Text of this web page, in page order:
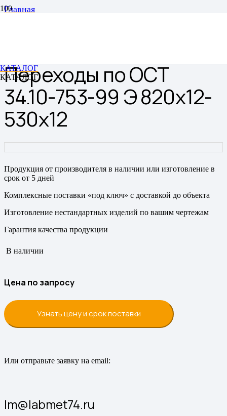
КАТАЛОГ
КАТАЛОГ
Главная
Переходы по ОСТ
34.10-753-99 Э 820х12-
530х12
Продукция от производителя в наличии или изготовление в
срок от 5 дней
Комплексные поставки «под ключ» с доставкой до объекта
Изготовление нестандартных изделий по вашим чертежам
Гарантия качества продукции
В наличии
Цена по запросу
Узнать цену и срок поставки
Или отправьте заявку на email:
lm@labmet74.ru